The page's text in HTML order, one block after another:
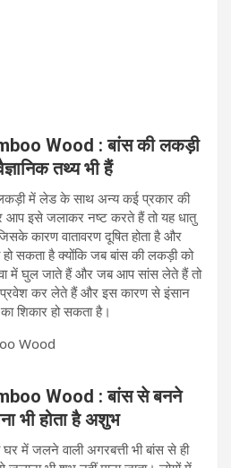
Wood : बांस की लकड़ी
तथ्य भी हैं
लकड़ी में लेड के साथ अन्य कई प्रकार की
आप इसे जलाकर नष्ट करते हैं तो यह धातु
कारण वातावरण दूषित होता है और
सकता है क्योंकि जब बांस की लकड़ी को
में घुल जाते हैं और जब आप सांस लेते हैं तो
कर लेते हैं और इस कारण से इंसान
का शिकार हो सकता है।
Wood :बांस से बनने
भी होता है अशुभ
में जलने वाली अगरबत्ती भी बांस से ही